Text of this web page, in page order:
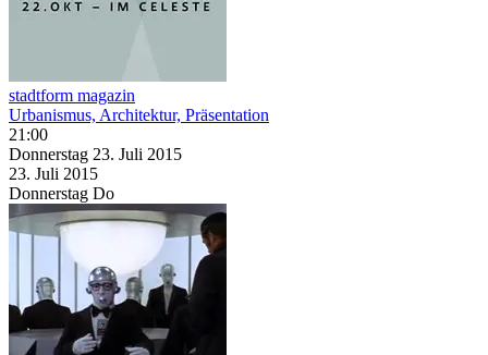
stadtform magazin
Urbanismus, Architektur, Präsentation
21:00
Donnerstag 23. Juli 2015
23. Juli 2015
Donnerstag Do